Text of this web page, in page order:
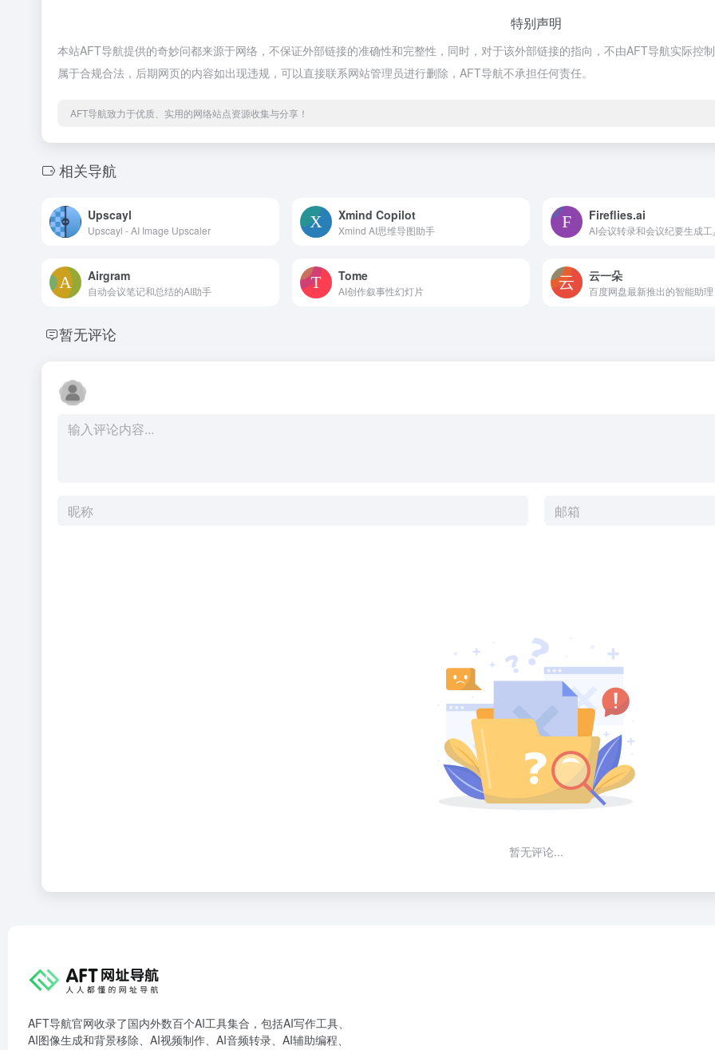
特别声明
本站AFT导航提供的奇妙问都来源于网络，不保证外部链接的准确性和完整性，同时，对于该外部链接的指向，不由AFT导航实际控
属于合规合法，后期网页的内容如出现违规，可以直接联系网站管理员进行删除，AFT导航不承担任何责任。
AFT导航致力于优质、实用的网络站点资源收集与分享！
相关导航
Upscayl
Upscayl - AI Image Upscaler
Xmind Copilot
Xmind AI思维导图助手
Fireflies.ai
AI会议转录和会议纪要生成工
Airgram
自动会议笔记和总结的AI助手
Tome
AI创作叙事性幻灯片
云一朵
百度网盘最新推出的智能助理
暂无评论
暂无评论...
AFT导航官网收录了国内外数百个AI工具集合，包括AI写作工具、
AI图像生成和背景移除、AI视频制作、AI音频转录、AI辅助编程、